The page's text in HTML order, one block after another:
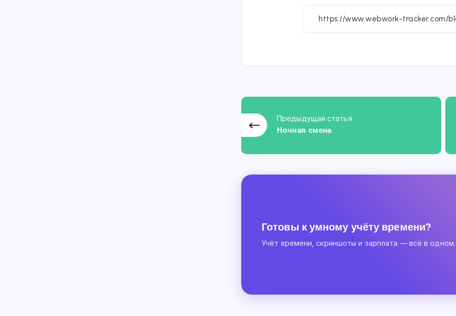
Предыдущая статья
Ночная смена
Готовы к умному учёту времени?
Учёт времени, скриншоты и зарплата — всё в одном.